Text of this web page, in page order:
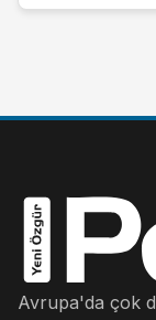
Avrupa'da çok